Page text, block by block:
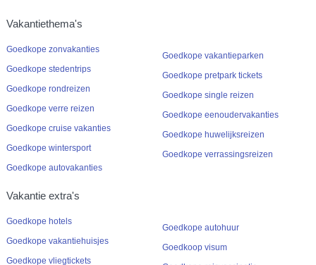
Vakantiethema's
Goedkope zonvakanties
Goedkope stedentrips
Goedkope rondreizen
Goedkope verre reizen
Goedkope cruise vakanties
Goedkope wintersport
Goedkope autovakanties
Goedkope vakantieparken
Goedkope pretpark tickets
Goedkope single reizen
Goedkope eenoudervakanties
Goedkope huwelijksreizen
Goedkope verrassingsreizen
Vakantie extra's
Goedkope hotels
Goedkope vakantiehuisjes
Goedkope vliegtickets
Goedkope autohuur
Goedkoop visum